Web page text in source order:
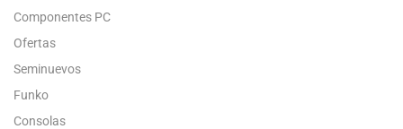
Componentes PC
Ofertas
Seminuevos
Funko
Consolas